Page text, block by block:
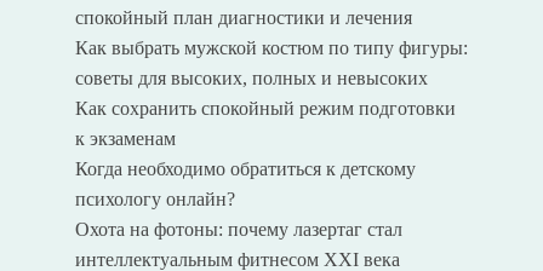
спокойный план диагностики и лечения
Как выбрать мужской костюм по типу фигуры:
советы для высоких, полных и невысоких
Как сохранить спокойный режим подготовки
к экзаменам
Когда необходимо обратиться к детскому
психологу онлайн?
Охота на фотоны: почему лазертаг стал
интеллектуальным фитнесом XXI века